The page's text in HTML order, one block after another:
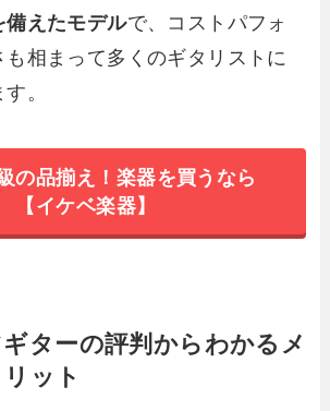
備えたモデルで、コストパフォ
相まって多くのギタリストに
。
の品揃え！楽器を買うなら
【イケベ楽器】
ターの評判からわかるメ
ット